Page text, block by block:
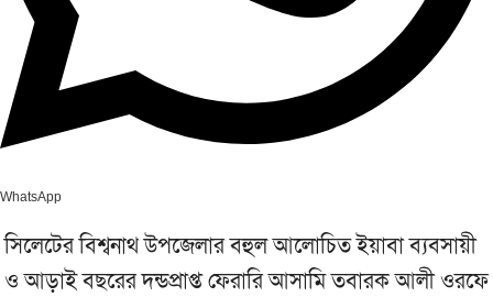
WhatsApp
সিলেটের বিশ্বনাথ উপজেলার বহুল আলোচিত ইয়াবা ব্যবসায়ী
ও আড়াই বছরের দন্ডপ্রাপ্ত ফেরারি আসামি তবারক আলী ওরফে